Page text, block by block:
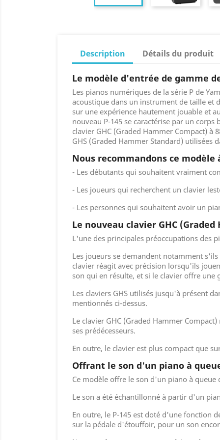
Description Détails du produit
Le modèle d'entrée de gamme
Les pianos numériques de la série P de
acoustique dans un instrument de taille et
sur une expérience hautement jouable et
nouveau P-145 se caractérise par un
clavier GHC (Graded Hammer Compact)
GHS (Graded Hammer Standard) utilisées
Nous recommandons ce modèle
- Les débutants qui souhaitent vraiment
- Les joueurs qui recherchent un clavier
- Les personnes qui souhaitent avoir un
Le nouveau clavier GHC
L'une des principales préoccupations des
Les joueurs se demandent notamment
clavier réagit avec précision lorsqu'ils
son qui en résulte, et si le clavier offre
Les claviers GHS utilisés jusqu'à présent
mentionnés ci-dessus.
Le clavier GHC (Graded Hammer
ses prédécesseurs.
En outre, le clavier est plus compact que
Offrant le son d'un piano à
Ce modèle offre le son d'un piano à queue
Le son a été échantillonné à partir d'un
En outre, le P-145 est doté d'une fonction
sur la pédale d'étouffoir, pour un son